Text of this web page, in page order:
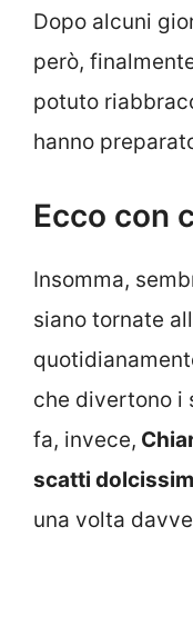
Dopo alcuni
però,
potuto
hanno
Ecco con
Insomma,
siano tornate
che divertono i
fa, invece,
scatti
una volta